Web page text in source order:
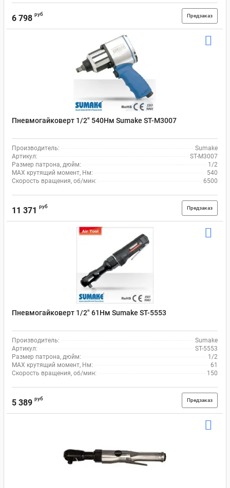
6 798 руб Предзаказ
Пневмогайковерт 1/2" 540Нм Sumake ST-M3007
Производитель:
Sumake
Артикул:
ST-M3007
Размер патрона, дюйм:
1/2
MAX крутящий момент, Нм:
540
Скорость вращения, об/мин:
6500
11 371 руб Предзаказ
Пневмогайковерт 1/2" 61Нм Sumake ST-5553
Производитель:
Sumake
Артикул:
ST-5553
Размер патрона, дюйм:
1/2
MAX крутящий момент, Нм:
61
Скорость вращения, об/мин:
150
5 389 руб Предзаказ